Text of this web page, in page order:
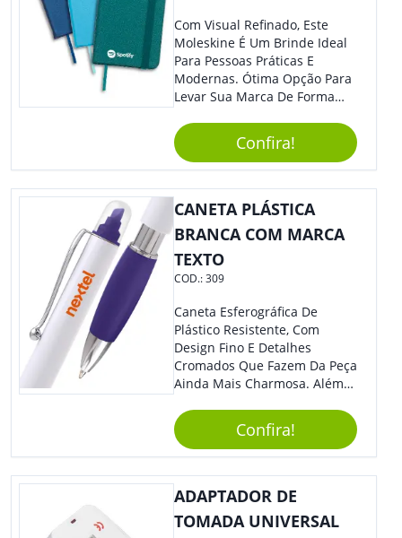
Com Visual Refinado, Este
Moleskine É Um Brinde Ideal
Para Pessoas Práticas E
Modernas. Ótima Opção Para
Levar Sua Marca De Forma
Sua Empresa Em Eventos,
Reuniões Corporativas Ou Até
Mesmo Para Presentear
Colaboradores E Parceiros De
Sua Empresa.
Confira!
CANETA PLÁSTICA
BRANCA COM MARCA
TEXTO
COD.:309
Caneta Esferográfica De
Plástico Resistente, Com
Design Fino E Detalhes
Cromados Que Fazem Da Peça
Ainda Mais Charmosa. Além
Seu Acionamento É Por Giro.
Perfeita Para Diversas
Ocasiões Do Dia A Dia.
Confira!
ADAPTADOR DE
TOMADA UNIVERSAL